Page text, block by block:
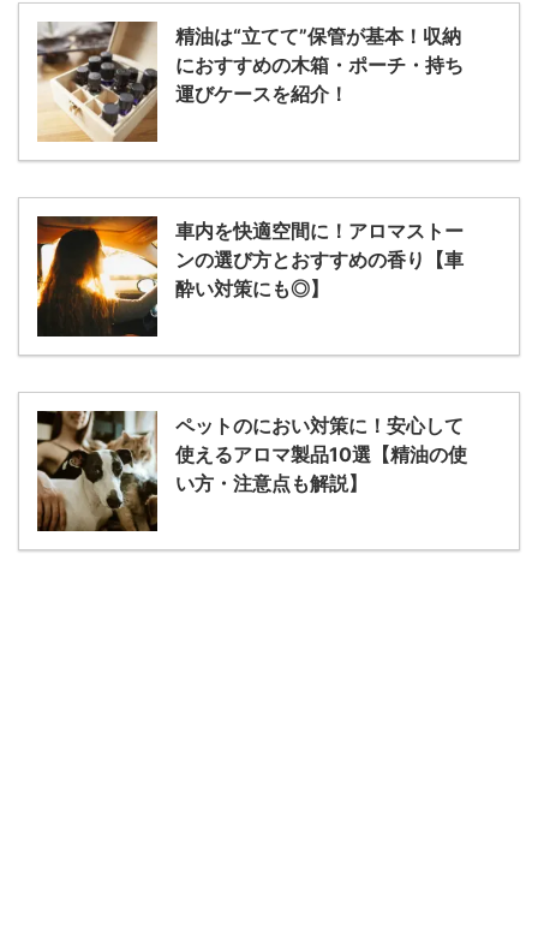
精油は“立てて”保管が基本！収納
におすすめの木箱・ポーチ・持ち
運びケースを紹介！
車内を快適空間に！アロマストー
ンの選び方とおすすめの香り【車
酔い対策にも◎】
ペットのにおい対策に！安心して
使えるアロマ製品10選【精油の使
い方・注意点も解説】